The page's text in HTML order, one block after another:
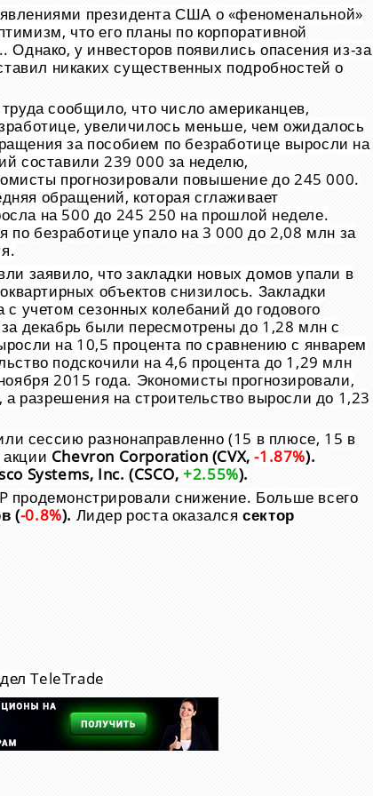
президента США о «феноменальной»
что его планы по корпоративной
Однако, у инвесторов появились опасения из-за
никаких существенных подробностей о
сообщило, что число американцев,
увеличилось меньше, чем ожидалось
за пособием по безработице выросли на
составили 239 000 за неделю,
прогнозировали повышение до 245 000.
обращений, которая сглаживает
на 500 до 245 250 на прошлой неделе.
по безработице упало на 3 000 до 2,08 млн за
заявило, что закладки новых домов упали в
объектов снизилось. Закладки
учетом сезонных колебаний до годового
декабрь были пересмотрены до 1,28 млн с
на 10,5 процента по сравнению с январем
подскочили на 4,6 процента до 1,29 млн
2015 года. Экономисты прогнозировали,
а разрешения на строительство выросли до 1,23
сессию разнонаправленно (15 в плюсе, 15 в
Chevron Corporation (CVX, -1.87%).
Systems, Inc. (CSCO, +2.55%).
продемонстрировали снижение. Больше всего
(-0.8%). Лидер роста оказался сектор
TeleTrade